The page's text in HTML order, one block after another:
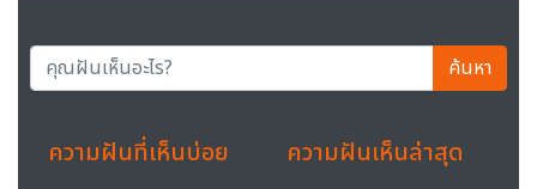
ค้นหา
ความฝันที่เห็นบ่อย ความฝันเห็นล่าสุด